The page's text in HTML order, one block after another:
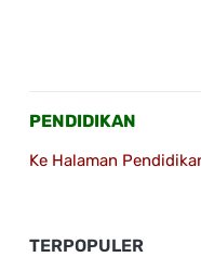
PENDIDIKAN
Ke Halaman
TERPOPULER